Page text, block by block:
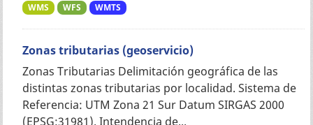
WMS WFS WMTS
Zonas tributarias (geoservicio)
Zonas Tributarias Delimitación geográfica de las
distintas zonas tributarias por localidad. Sistema de
Referencia: UTM Zona 21 Sur Datum SIRGAS 2000
(EPSG:31981). Intendencia de...